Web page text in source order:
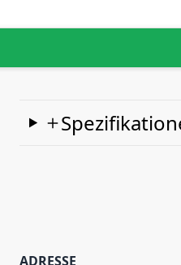
ADRESSE